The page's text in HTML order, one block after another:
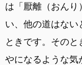
は「厭離（おんり
い、他の道はな
ときです。その
やになるような気